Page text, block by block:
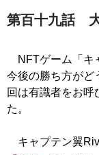
第百十九話
NFTゲーム「キ
今後の勝ち方がど
回は有識者をお呼
た。
キャプテン翼